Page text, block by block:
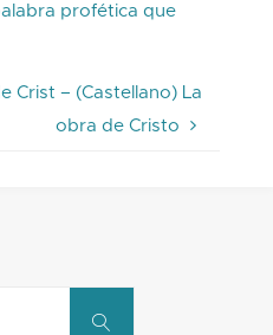
profética que
Crist – (Castellano) La
obra de Cristo
Search